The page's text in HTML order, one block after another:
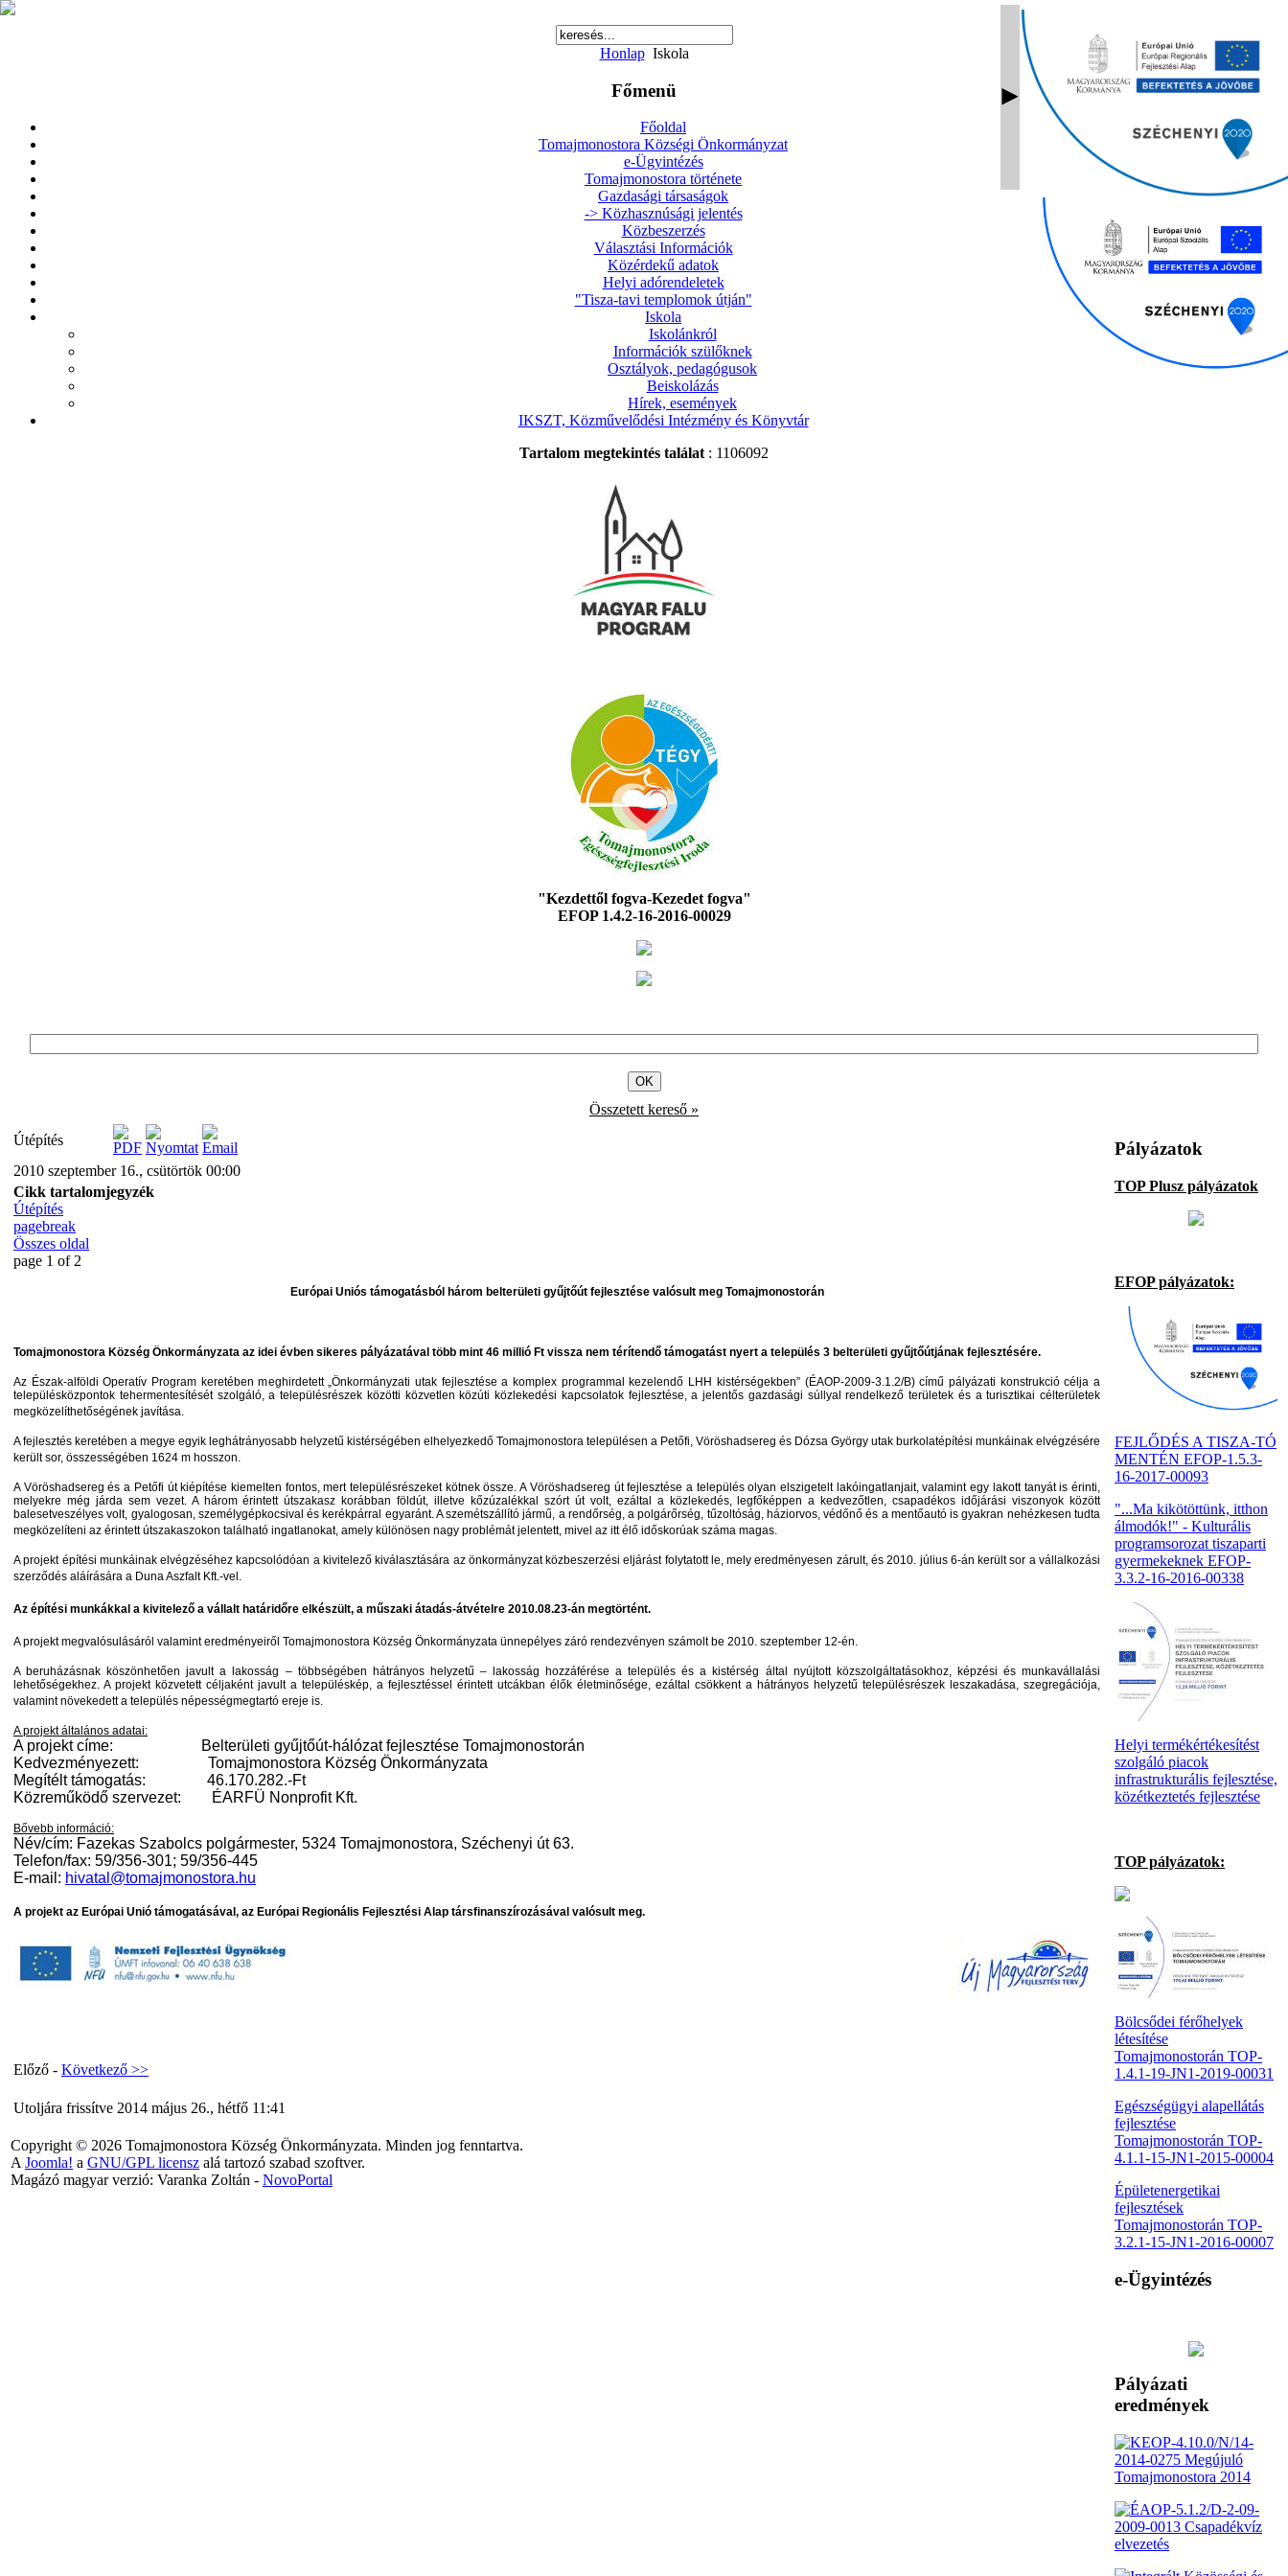
Honlap Iskola
Főmenü
Főoldal
Tomajmonostora Községi Önkormányzat
e-Ügyintézés
Tomajmonostora története
Gazdasági társaságok
-> Közhasznúsági jelentés
Közbeszerzés
Választási Információk
Közérdekű adatok
Helyi adórendeletek
"Tisza-tavi templomok útján"
Iskola
Iskolánkról
Információk szülőknek
Osztályok, pedagógusok
Beiskolázás
Hírek, események
IKSZT, Közművelődési Intézmény és Könyvtár
Tartalom megtekintés találat: 1106092
"Kezdettől fogva-Kezedet fogva"
EFOP 1.4.2-16-2016-00029
Összetett kereső »
Útépítés
2010 szeptember 16., csütörtök 00:00
Cikk tartalomjegyzék
Útépítés
pagebreak
Összes oldal
page 1 of 2
Európai Uniós támogatásból három belterületi gyűjtőút fejlesztése valósult meg Tomajmonostorán
Tomajmonostora Község Önkormányzata az idei évben sikeres pályázatával több mint 46 millió Ft vissza nem térítendő támogatást nyert a település 3 belterületi gyűjtőútjának fejlesztésére.
Az Észak-alföldi Operatív Program keretében meghirdetett „Önkormányzati utak fejlesztése a komplex programmal kezelendő LHH kistérségekben” (ÉAOP-2009-3.1.2/B) című pályázati konstrukció célja a
településközpontok tehermentesítését szolgáló, a településrészek közötti közvetlen közúti közlekedési kapcsolatok fejlesztése, a jelentős gazdasági súllyal rendelkező területek és a turisztikai célterületek
megközelíthetőségének javítása.
A fejlesztés keretében a megye egyik leghátrányosabb helyzetű kistérségében elhelyezkedő Tomajmonostora településen a Petőfi, Vöröshadsereg és Dózsa György utak burkolatépítési munkáinak elvégzésére
került sor, összességében 1624 m hosszon.
A Vöröshadsereg és a Petőfi út kiépítése kiemelten fontos, mert településrészeket kötnek össze. A Vöröshadsereg út fejlesztése a település olyan elszigetelt lakóingatlanjait, valamint egy lakott tanyát is érinti,
melyekre még járda sem vezet. A három érintett útszakasz korábban földút, illetve kőzúzalékkal szórt út volt, ezáltal a közlekedés, legfőképpen a kedvezőtlen, csapadékos időjárási viszonyok között
balesetveszélyes volt, gyalogosan, személygépkocsival és kerékpárral egyaránt. A szemétszállító jármű, a rendőrség, a polgárőrség, tűzoltóság, háziorvos, védőnő és a mentőautó is gyakran nehézkesen tudta
megközelíteni az érintett útszakaszokon található ingatlanokat, amely különösen nagy problémát jelentett, mivel az itt élő időskorúak száma magas.
A projekt építési munkáinak elvégzéséhez kapcsolódóan a kivitelező kiválasztására az önkormányzat közbeszerzési eljárást folytatott le, mely eredményesen zárult, és 2010. július 6-án került sor a vállalkozási
szerződés aláírására a Duna Aszfalt Kft.-vel.
Az építési munkákkal a kivitelező a vállalt határidőre elkészült, a műszaki átadás-átvételre 2010.08.23-án megtörtént.
A projekt megvalósulásáról valamint eredményeiről Tomajmonostora Község Önkormányzata ünnepélyes záró rendezvényen számolt be 2010. szeptember 12-én.
A beruházásnak köszönhetően javult a lakosság – többségében hátrányos helyzetű – lakosság hozzáférése a település és a kistérség által nyújtott közszolgáltatásokhoz, képzési és munkavállalási
lehetőségekhez. A projekt közvetett céljaként javult a településkép, a fejlesztéssel érintett utcákban élők életminősége, ezáltal csökkent a hátrányos helyzetű településrészek leszakadása, szegregációja,
valamint növekedett a település népességmegtartó ereje is.
A projekt általános adatai:
A projekt címe:
Belterületi gyűjtőút-hálózat fejlesztése Tomajmonostorán
Kedvezményezett:
Tomajmonostora Község Önkormányzata
Megítélt támogatás:
46.170.282.-Ft
Közreműködő szervezet:
ÉARFÜ Nonprofit Kft.
Bővebb információ:
Név/cím: Fazekas Szabolcs polgármester, 5324 Tomajmonostora, Széchenyi út 63.
Telefon/fax: 59/356-301; 59/356-445
E-mail: hivatal@tomajmonostora.hu
A projekt az Európai Unió támogatásával, az Európai Regionális Fejlesztési Alap társfinanszírozásával valósult meg.
Előző - Következő >>
Utoljára frissítve 2014 május 26., hétfő 11:41
Copyright © 2026 Tomajmonostora Község Önkormányzata. Minden jog fenntartva.
A Joomla! a GNU/GPL licensz alá tartozó szabad szoftver.
Magázó magyar verzió: Varanka Zoltán - NovoPortal
Pályázatok
TOP Plusz pályázatok
EFOP pályázatok:
FEJLŐDÉS A TISZA-TÓ
MENTÉN EFOP-1.5.3-
16-2017-00093
"...Ma kikötöttünk, itthon
álmodók!" - Kulturális
programsorozat tiszaparti
gyermekeknek EFOP-
3.3.2-16-2016-00338
Helyi termékértékesítést
szolgáló piacok
infrastrukturális fejlesztése,
közétkeztetés fejlesztése
TOP pályázatok:
Bölcsődei férőhelyek
létesítése
Tomajmonostorán TOP-
1.4.1-19-JN1-2019-00031
Egészségügyi alapellátás
fejlesztése
Tomajmonostorán TOP-
4.1.1-15-JN1-2015-00004
Épületenergetikai
fejlesztések
Tomajmonostorán TOP-
3.2.1-15-JN1-2016-00007
e-Ügyintézés
Pályázati
eredmények